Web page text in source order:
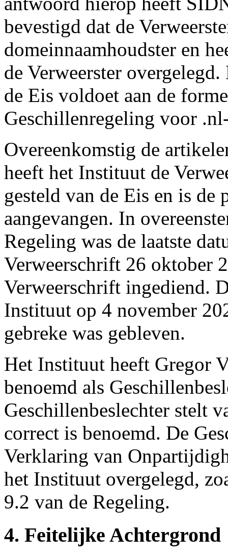
bevestigd dat de
domeinnaamhoudster en
de Verweerster
de Eis voldoet aan de
Geschillenregeling voor
Overeenkomstig de
heeft het Instituut de
gesteld van de Eis en is
aangevangen. In
Regeling was de laatste
Verweerschrift 26 oktober
Verweerschrift ingediend.
Instituut op 4 november
gebreke was gebleven.
Het Instituut heeft Gregor
benoemd als
Geschillenbeslechter stelt
correct is benoemd. De
Verklaring van
het Instituut overgelegd,
9.2 van de Regeling.
4. Feitelijke Achtergrond